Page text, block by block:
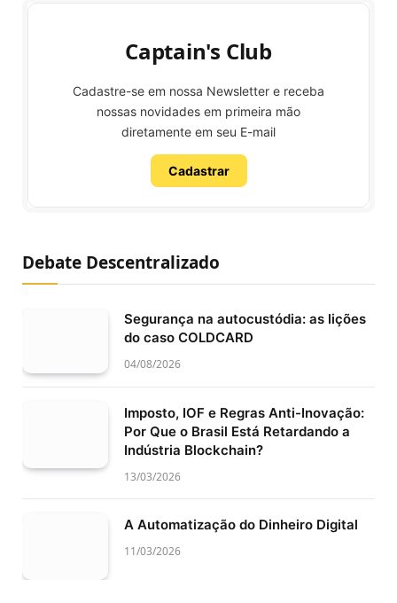
Captain's Club
Cadastre-se em nossa Newsletter e receba
nossas novidades em primeira mão
diretamente em seu E-mail
Cadastrar
Debate Descentralizado
Segurança na autocustódia: as lições
do caso COLDCARD
04/08/2026
Imposto, IOF e Regras Anti-Inovação:
Por Que o Brasil Está Retardando a
Indústria Blockchain?
13/03/2026
A Automatização do Dinheiro Digital
11/03/2026